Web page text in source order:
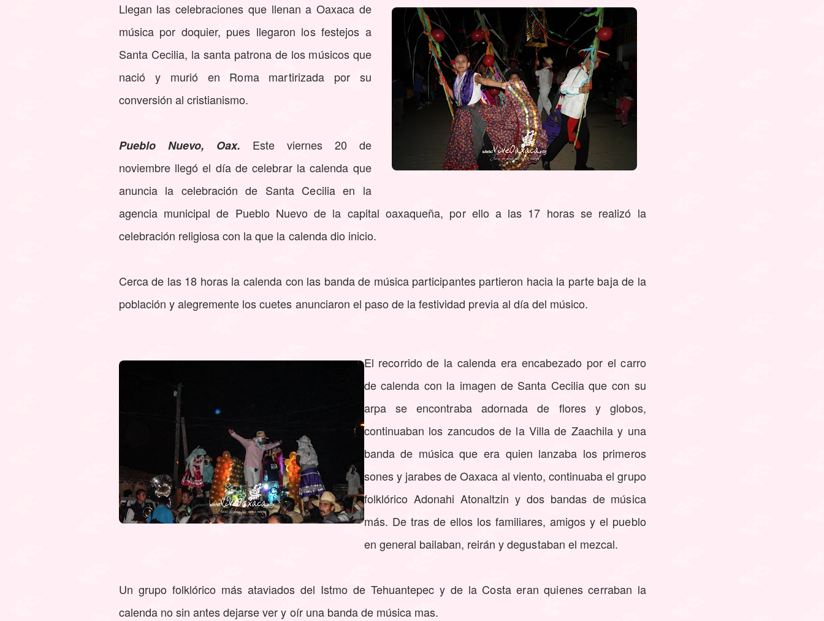
Llegan las celebraciones que llenan a Oaxaca de
música por doquier, pues llegaron los festejos a
Santa Cecilia, la santa patrona de los músicos que
nació y murió en Roma martirizada por su
conversión al cristianismo.
Pueblo Nuevo, Oax. Este viernes 20 de
noviembre llegó el día de celebrar la calenda que
anuncia la celebración de Santa Cecilia en la
agencia municipal de Pueblo Nuevo de la capital oaxaqueña, por ello a las 17 horas se realizó la
celebración religiosa con la que la calenda dio inicio.
Cerca de las 18 horas la calenda con las banda de música participantes partieron hacia la parte baja de la
población y alegremente los cuetes anunciaron el paso de la festividad previa al día del músico.
El recorrido de la calenda era encabezado por el carro
de calenda con la imagen de Santa Cecilia que con su
arpa se encontraba adornada de flores y globos,
continuaban los zancudos de la Villa de Zaachila y una
banda de música que era quien lanzaba los primeros
sones y jarabes de Oaxaca al viento, continuaba el grupo
folklórico Adonahi Atonaltzin y dos bandas de música
más. De tras de ellos los familiares, amigos y el pueblo
en general bailaban, reirán y degustaban el mezcal.
Un grupo folklórico más ataviados del Istmo de Tehuantepec y de la Costa eran quienes cerraban la
calenda no sin antes dejarse ver y oír una banda de música mas.